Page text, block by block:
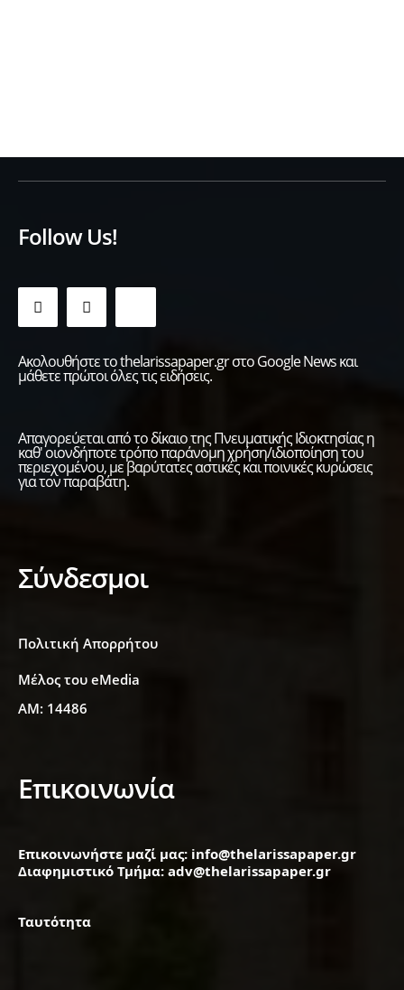
Follow Us!
Ακολουθήστε το thelarissapaper.gr στο Google News και
μάθετε πρώτοι όλες τις ειδήσεις.
Απαγορεύεται από το δίκαιο της Πνευματικής Ιδιοκτησίας η
καθ' οιονδήποτε τρόπο παράνομη χρήση/ιδιοποίηση του
περιεχομένου, με βαρύτατες αστικές και ποινικές κυρώσεις
για τον παραβάτη.
Σύνδεσμοι
Πολιτική Απορρήτου
Μέλος του eMedia
ΑΜ: 14486
Επικοινωνία
Επικοινωνήστε μαζί μας: info@thelarissapaper.gr
Διαφημιστικό Τμήμα: adv@thelarissapaper.gr
Ταυτότητα